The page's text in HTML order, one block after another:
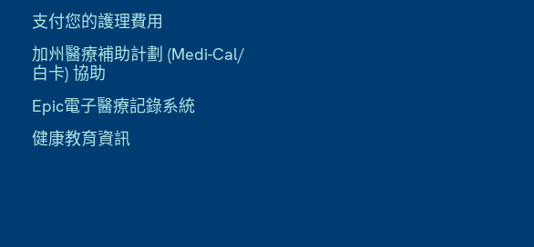
支付您的護理費用
加州醫療補助計劃 (Medi-Cal/
白卡) 協助
Epic電子醫療記錄系統
健康教育資訊